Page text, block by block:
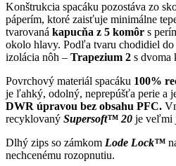
Konštrukcia spacáku pozostáva zo
páperím, ktoré zaisťuje minimálne
tvarovaná kapucňa z 5 komôr s
okolo hlavy. Podľa tvaru chodidiel
izolácia nôh – Trapezium 2 s dvoma
Povrchový materiál spacáku 100%
je ľahký, odolný, neprepúšťa perie a
DWR úpravou bez obsahu PFC.
recyklovaný Supersoft™ 20 je veľmi
Dlhý zips so zámkom Lode Lock™
nechcenému rozopnutiu.